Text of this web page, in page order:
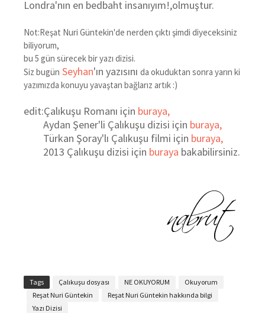
Londra'nın en bedbaht insanıyım!,olmuştur.
Not:Reşat Nuri Güntekin'de nerden çıktı şimdi diyeceksiniz
biliyorum,
bu 5 gün sürecek bir yazı dizisi.
Siz bugün Seyhan'ın yazısını da okuduktan sonra yarın ki
yazımızda konuyu yavaştan bağlarız artık :)
edit:Çalıkuşu Romanı için buraya,
Aydan Şener'li Çalıkuşu dizisi için buraya,
Türkan Şoray'lı Çalıkuşu filmi için buraya,
2013 Çalıkuşu dizisi için buraya bakabilirsiniz.
Tags Çalıkuşu dosyası NE OKUYORUM
Okuyorum
Reşat Nuri Güntekin
Reşat Nuri Güntekin hakkında bilgi
Yazı Dizisi